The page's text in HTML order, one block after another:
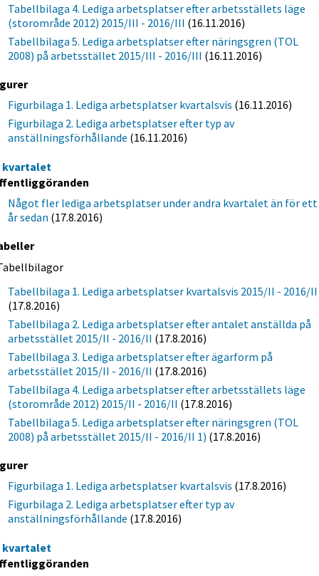
Tabellbilaga 4. Lediga arbetsplatser efter arbetsställets läge
(storområde 2012) 2015/III - 2016/III (16.11.2016)
Tabellbilaga 5. Lediga arbetsplatser efter näringsgren (TOL
2008) på arbetsstället 2015/III - 2016/III (16.11.2016)
Figurbilaga 1. Lediga arbetsplatser kvartalsvis (16.11.2016)
Figurbilaga 2. Lediga arbetsplatser efter typ av
anställningsförhållande (16.11.2016)
kvartalet
Något fler lediga arbetsplatser under andra kvartalet än för ett
år sedan (17.8.2016)
Tabellbilaga 1. Lediga arbetsplatser kvartalsvis 2015/II - 2016/II
(17.8.2016)
Tabellbilaga 2. Lediga arbetsplatser efter antalet anställda på
arbetsstället 2015/II - 2016/II (17.8.2016)
Tabellbilaga 3. Lediga arbetsplatser efter ägarform på
arbetsstället 2015/II - 2016/II (17.8.2016)
Tabellbilaga 4. Lediga arbetsplatser efter arbetsställets läge
(storområde 2012) 2015/II - 2016/II (17.8.2016)
Tabellbilaga 5. Lediga arbetsplatser efter näringsgren (TOL
2008) på arbetsstället 2015/II - 2016/II 1) (17.8.2016)
Figurbilaga 1. Lediga arbetsplatser kvartalsvis (17.8.2016)
Figurbilaga 2. Lediga arbetsplatser efter typ av
anställningsförhållande (17.8.2016)
kvartalet